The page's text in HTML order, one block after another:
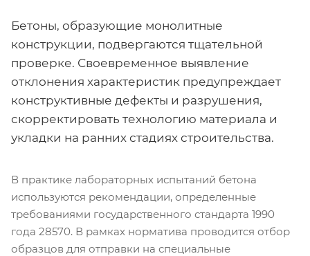
Бетоны, образующие монолитные
конструкции, подвергаются тщательной
проверке. Своевременное выявление
отклонения характеристик предупреждает
конструктивные дефекты и разрушения,
скорректировать технологию материала и
укладки на ранних стадиях строительства.
В практике лабораторных испытаний бетона
используются рекомендации, определенные
требованиями государственного стандарта 1990
года 28570. В рамках норматива проводится отбор
образцов для отправки на специальные